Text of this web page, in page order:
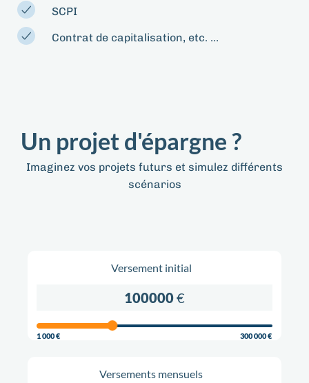
SCPI
Contrat de capitalisation, etc. …
Un projet d'épargne ?
Imaginez vos projets futurs et simulez différents
scénarios
Versement initial
100000€
1 000 € 300 000 €
Versements mensuels